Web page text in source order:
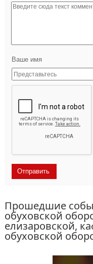
Ваше имя
Прошедшие
обуховской
елизаровской,
обуховской